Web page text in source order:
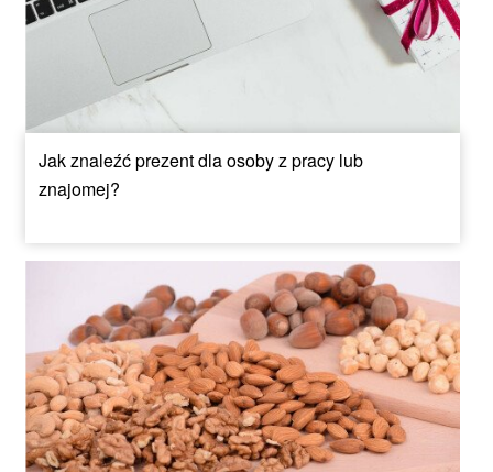
Jak znaleźć prezent dla osoby z pracy lub
znajomej?